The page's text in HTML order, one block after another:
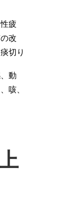
疲
改
切り
動
咳、